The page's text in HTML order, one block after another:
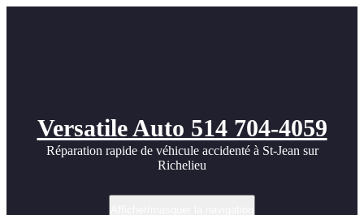
Versatile Auto 514 704-4059
Réparation rapide de véhicule accidenté à St-Jean sur
Richelieu